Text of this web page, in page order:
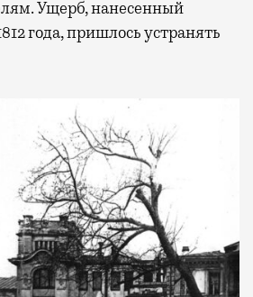
Ущерб, нанесенный
года, пришлось устранять